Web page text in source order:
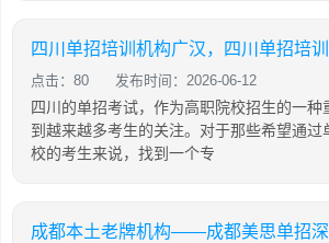
四川单招培训机构广汉，四川单招培
点击：80 发布时间：2026-06-12
四川的单招考试，作为高职院校招生的一种
到越来越多考生的关注。对于那些希望通过
校的考生来说，找到一个专